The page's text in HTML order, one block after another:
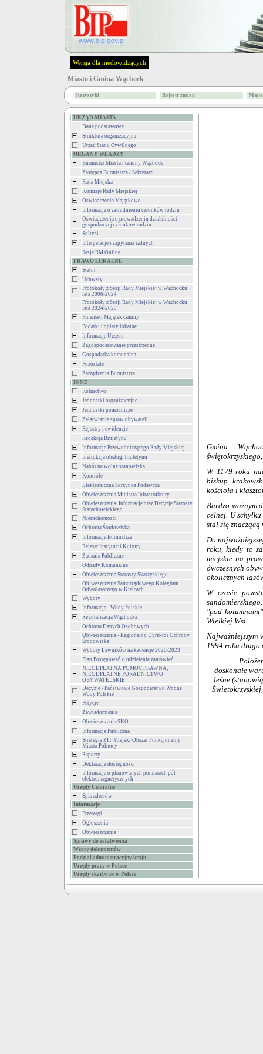
Wersja dla niedowidzących
Miasto i Gmina Wąchock
Statystyki Rejestr zmian
URZĄD MIASTA
Dane podstawowe
Struktura organizacyjna
Urząd Stanu Cywilnego
ORGANY WŁADZY
Burmistrz Miasta i Gminy Wąchock
Zastępca Burmistrza / Sekretarz
Rada Miejska
Komisje Rady Miejskiej
Oświadczenia Majątkowe
Informacja o zatrudnieniu członków rodzin
Oświadczenia o prowadzeniu działalności
gospodarczej członków rodzin
Sołtysi
Interpelacje i zapytania radnych
Sesje RM Online
PRAWO LOKALNE
Statut
Uchwały
Protokoły z Sesji Rady Miejskiej w Wąchocku
lata 2006-2024
Protokoły z Sesji Rady Miejskiej w Wąchocku
lata 2024-2029
Finanse i Majątek Gminy
Podatki i opłaty lokalne
Informacje Urzędu
Zagospodarowanie przestrzenne
Gospodarka komunalna
Pozostałe
Zarządzenia Burmistrza
INNE
Rolnictwo
Jednostki organizacyjne
Jednostki pomocnicze
Załatwianie spraw obywateli
Rejestry i ewidencje
Redakcja Biuletynu
Informacje Przewodniczącego Rady Miejskiej
Instrukcja obsługi biuletynu
Nabór na wolne stanowiska
Kontrole
Elektroniczna Skrzynka Podawcza
Obwieszczenia Ministra Infrastruktury
Obwieszczenia, Informacje oraz Decyzje Starosty
Starachowickiego
Nieruchomości
Ochrona Środowiska
Informacje Burmistrza
Rejestr Instytucji Kultury
Zadania Publiczne
Odpady Komunalne
Obwieszczenie Starosty Skarżyskiego
Obiweszczenie Samorządowego Kolegium
Odwoławczego w Kielcach
Wybory
Informacje - Wody Polskie
Rewitalizacja Wąchocka
Ochrona Danych Osobowych
Obwieszczenia - Regionalny Dyrektor Ochrony
Środowiska
Wybory Ławników na kadencje 2020-2023
Plan Postępowań o udzielenie zamówień
NIEODPŁATNA POMOC PRAWNA,
NIEODPŁATNE PORADNICTWO
OBYWATELSKIE
Decyzje - Państwowe Gospodarstwo Wodne
Wody Polskie
Petycje
Zawiadomienia
Obwieszczenia SKO
Informacja Publiczna
Strategia ZIT Miejski Obszar Funkcjonalny
Miasta Północy
Raporty
Deklaracja dostępności
Informacje o planowanych pomiarach pól
elektromagnetycznych
Urzędy Centralne
Spis adresów
Informacje
Przetargi
Ogłoszenia
Obwieszczenia
Sprawy do załatwienia
Wzory dokumentów
Podział administracyjny kraju
Urzędy pracy w Polsce
Urzędy skarbowe w Polsce
Gmina Wą
świę
W 1179 roku
biskup
kościoła i
Bardzo ważnym
celnej. U schył
stał się znaczącą
Do najważ
roku, kiedy to
miejskie na
ówczesnych
okolicznych lasó
W czasie
"pod
Wielkiej Wsi.
Najważniejszym
1994 roku długo
Położ
doskonałe
leśne (stanowią
Świę